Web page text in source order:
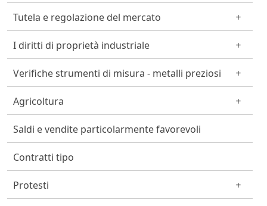
Tutela e regolazione del mercato
I diritti di proprietà industriale
Verifiche strumenti di misura - metalli preziosi
Agricoltura
Saldi e vendite particolarmente favorevoli
Contratti tipo
Protesti